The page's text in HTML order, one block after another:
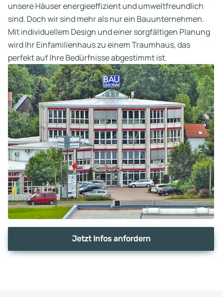
unsere Häuser energieeffizient und umweltfreundlich
sind. Doch wir sind mehr als nur ein Bauunternehmen.
Mit individuellem Design und einer sorgfältigen Planung
wird Ihr Einfamilienhaus zu einem Traumhaus, das
perfekt auf Ihre Bedürfnisse abgestimmt ist.
Jetzt Infos anfordern